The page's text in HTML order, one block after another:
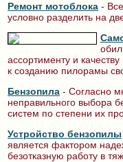
Ремонт мотоблока -
условно разделить на
ассортименту и
к созданию пилорамы
Бензопила - Согласно
неправильного выбора
систем по степени их
Устройство бензопилы
является фактором
безотказную работу в